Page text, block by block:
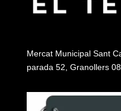
Mercat Municipal Sant
parada 52, Granollers